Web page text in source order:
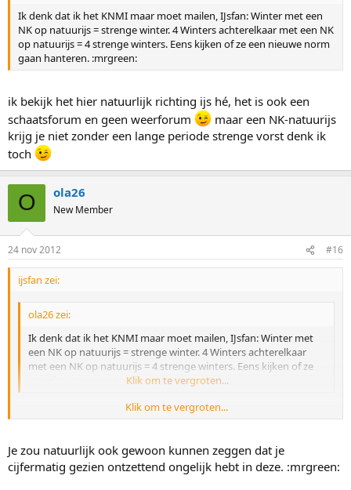
Ik denk dat ik het KNMI maar moet mailen, IJsfan: Winter met een
NK op natuurijs = strenge winter. 4 Winters achterelkaar met een NK
op natuurijs = 4 strenge winters. Eens kijken of ze een nieuwe norm
gaan hanteren. :mrgreen:
ik bekijk het hier natuurlijk richting ijs hé, het is ook een
schaatsforum en geen weerforum
maar een NK-natuurijs
krijg je niet zonder een lange periode strenge vorst denk ik
toch
O ola26
New Member
24 nov 2012 #16
ijsfan zei:
ola26 zei:
Ik denk dat ik het KNMI maar moet mailen, IJsfan: Winter met
een NK op natuurijs = strenge winter. 4 Winters achterelkaar
met een NK op natuurijs = 4 strenge winters. Eens kijken of ze
een nieuwe norm gaan hanteren. :mrgreen:
Klik om te vergroten...
ik bekijk het hier natuurlijk richting ijs hé, het is ook een
niet zonder een lange periode strenge vorst denk ik toch
Klik om te vergroten...
Je zou natuurlijk ook gewoon kunnen zeggen dat je
cijfermatig gezien ontzettend ongelijk hebt in deze. :mrgreen: